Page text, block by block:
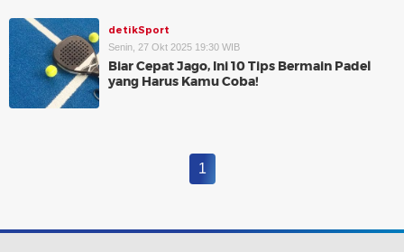
detikSport
Senin, 27 Okt 2025 19:30 WIB
Biar Cepat Jago, Ini 10 Tips Bermain Padel
yang Harus Kamu Coba!
1